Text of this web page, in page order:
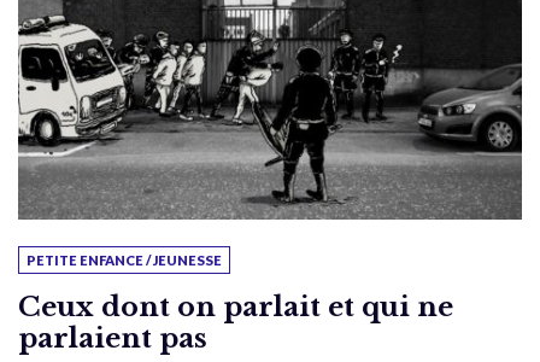
PETITE ENFANCE / JEUNESSE
Ceux dont on parlait et qui ne
parlaient pas